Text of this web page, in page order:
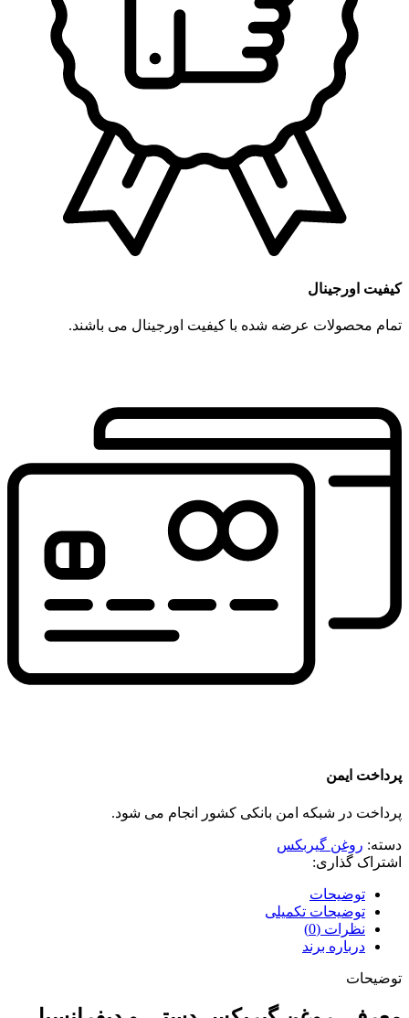
کیفیت اورجینال
تمام محصولات عرضه شده با کیفیت اورجینال می باشند.
پرداخت ایمن
پرداخت در شبکه امن بانکی کشور انجام می شود.
دسته: روغن گیربکس
اشتراک گذاری:
توضیحات
توضیحات تکمیلی
نظرات (0)
درباره برند
توضیحات